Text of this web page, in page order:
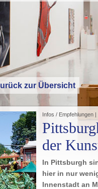
zur Übersicht
Infos / Empfehlungen
der
In Pittsburgh
hier in nur
Innenstadt an